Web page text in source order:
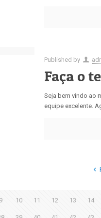
Published by
Faça o
Seja bem vindo ao
equipe excelente.
9 10 11 12 13 14